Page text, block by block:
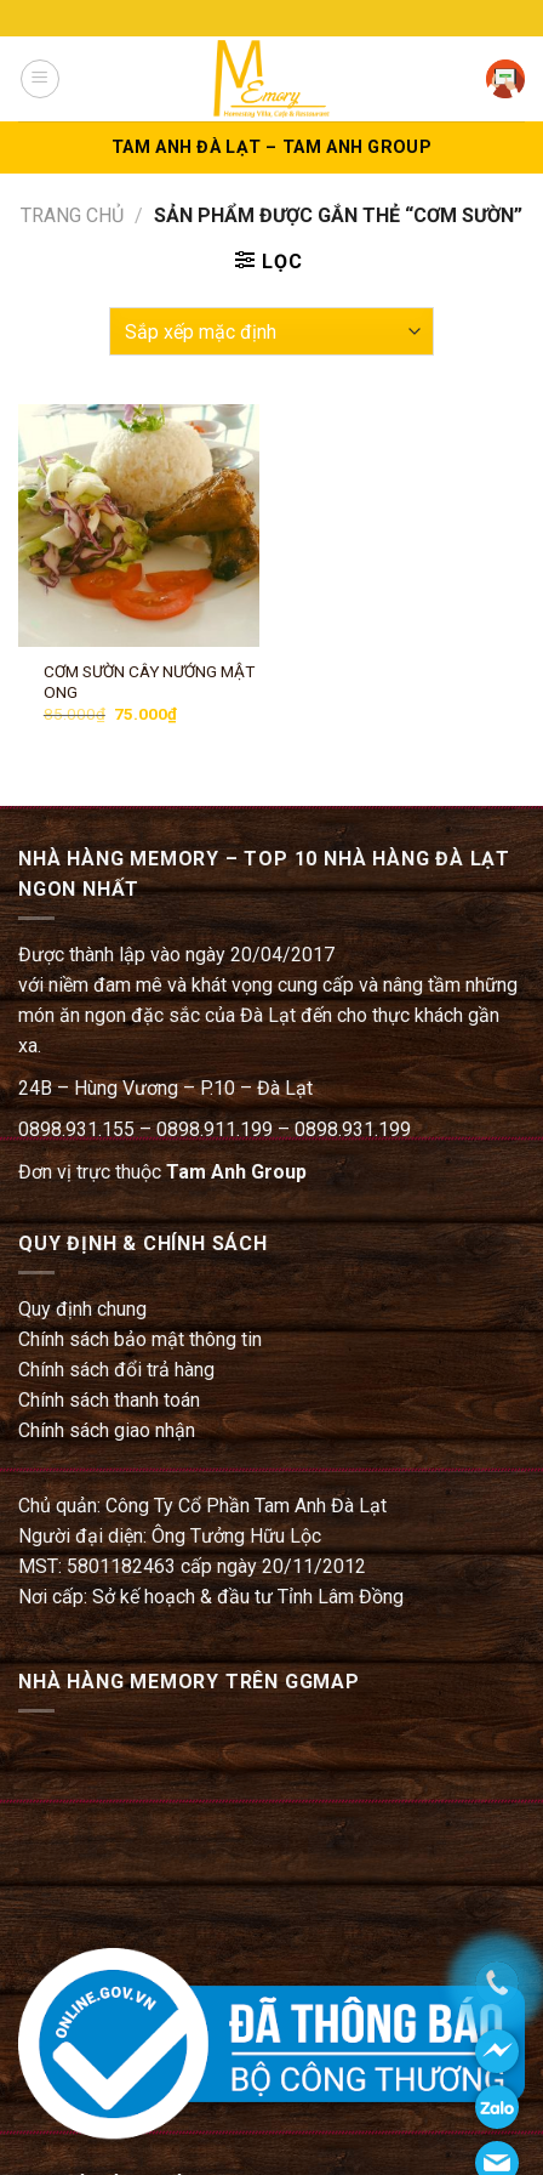
to
content
TAM ANH ĐÀ LẠT – TAM ANH GROUP
TRANG CHỦ / SẢN PHẨM ĐƯỢC GẮN THẺ “CƠM SƯỜN”
LỌC
CƠM SƯỜN CÂY NƯỚNG MẬT
ONG
85.000₫ Giá
75.000₫Giá
hiện
NHÀ HÀNG MEMORY – TOP 10 NHÀ HÀNG ĐÀ LẠT
NGON NHẤT
Được thành lập vào ngày 20/04/2017
với niềm đam mê và khát vọng cung cấp và nâng tầm những
món ăn ngon đặc sắc của Đà Lạt đến cho thực khách gần
xa.
24B – Hùng Vương – P.10 – Đà Lạt
0898.931.155 – 0898.911.199 – 0898.931.199
Đơn vị trực thuộcTam Anh Group
QUY ĐỊNH & CHÍNH SÁCH
Quy định chung
Chính sách bảo mật thông tin
Chính sách đổi trả hàng
Chính sách thanh toán
Chính sách giao nhận
Chủ quản: Công Ty Cổ Phần Tam Anh Đà Lạt
Người đại diện: Ông Tưởng Hữu Lộc
MST: 5801182463 cấp ngày 20/11/2012
Nơi cấp: Sở kế hoạch & đầu tư Tỉnh Lâm Đồng
NHÀ HÀNG MEMORY TRÊN GGMAP